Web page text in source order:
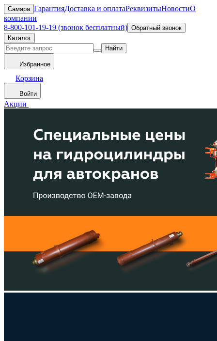
Самара ГарантияДоставка и оплатаРеквизитыНовостиО
компании
8-800-101-19-19 (звонок бесплатный) Обратный звонок
Каталог
Найти
Избранное
Корзина
Войти
Акции